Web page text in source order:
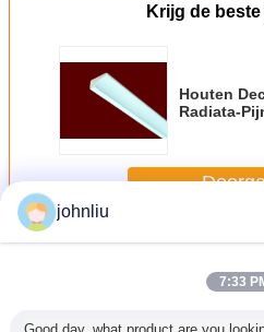
Krijg de
Houten
Radiata-
MeerHet decoratieve Omhulsel
johnliu
7:33